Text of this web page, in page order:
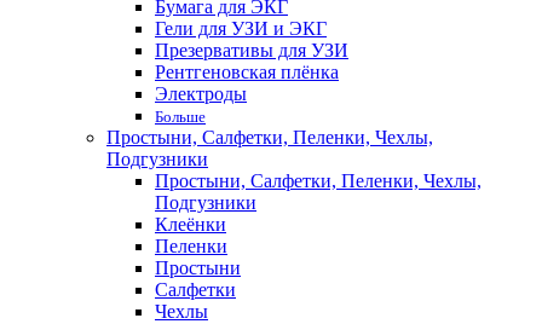
Бумага для ЭКГ
Гели для УЗИ и ЭКГ
Презервативы для УЗИ
Рентгеновская плёнка
Электроды
Больше
Простыни, Салфетки, Пеленки, Чехлы,
Подгузники
Простыни, Салфетки, Пеленки, Чехлы,
Подгузники
Клеёнки
Пеленки
Простыни
Салфетки
Чехлы